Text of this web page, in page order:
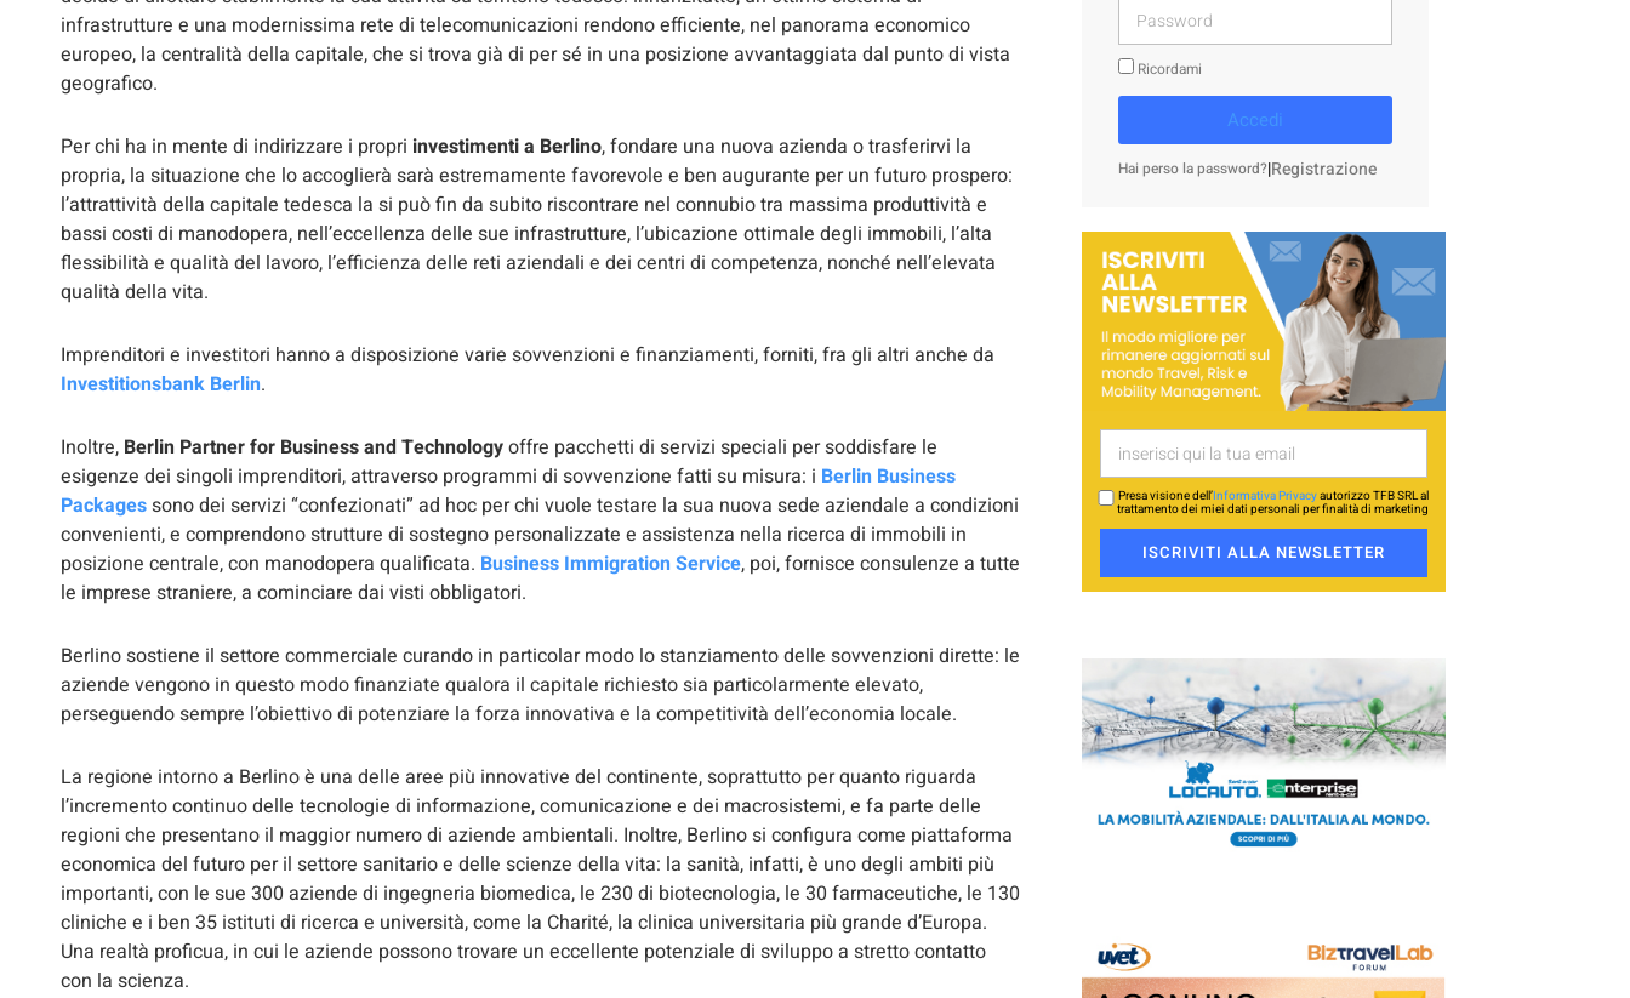
infrastrutture e una modernissima rete di telecomunicazioni rendono efficiente, nel panorama economico
europeo, la centralità della capitale, che si trova già di per sé in una posizione avvantaggiata dal punto di vista
geografico.
Per chi ha in mente di indirizzare i propri investimenti a Berlino, fondare una nuova azienda o trasferirvi la
propria, la situazione che lo accoglierà sarà estremamente favorevole e ben augurante per un futuro prospero:
l’attrattività della capitale tedesca la si può fin da subito riscontrare nel connubio tra massima produttività e
bassi costi di manodopera, nell’eccellenza delle sue infrastrutture, l’ubicazione ottimale degli immobili, l’alta
flessibilità e qualità del lavoro, l’efficienza delle reti aziendali e dei centri di competenza, nonché nell’elevata
qualità della vita.
Imprenditori e investitori hanno a disposizione varie sovvenzioni e finanziamenti, forniti, fra gli altri anche da
Investitionsbank Berlin.
Inoltre, Berlin Partner for Business and Technologyoffre pacchetti di servizi speciali per soddisfare le
esigenze dei singoli imprenditori, attraverso programmi di sovvenzione fatti su misura: i Berlin Business
Packagessono dei servizi “confezionati” ad hoc per chi vuole testare la sua nuova sede aziendale a condizioni
convenienti, e comprendono strutture di sostegno personalizzate e assistenza nella ricerca di immobili in
posizione centrale, con manodopera qualificata. Business Immigration Service, poi, fornisce consulenze a tutte
le imprese straniere, a cominciare dai visti obbligatori.
Berlino sostiene il settore commerciale curando in particolar modo lo stanziamento delle sovvenzioni dirette: le
aziende vengono in questo modo finanziate qualora il capitale richiesto sia particolarmente elevato,
perseguendo sempre l’obiettivo di potenziare la forza innovativa e la competitività dell’economia locale.
La regione intorno a Berlino è una delle aree più innovative del continente, soprattutto per quanto riguarda
l’incremento continuo delle tecnologie di informazione, comunicazione e dei macrosistemi, e fa parte delle
regioni che presentano il maggior numero di aziende ambientali. Inoltre, Berlino si configura come piattaforma
economica del futuro per il settore sanitario e delle scienze della vita: la sanità, infatti, è uno degli ambiti più
importanti, con le sue 300 aziende di ingegneria biomedica, le 230 di biotecnologia, le 30 farmaceutiche, le 130
cliniche e i ben 35 istituti di ricerca e università, come la Charité, la clinica universitaria più grande d’Europa.
Una realtà proficua, in cui le aziende possono trovare un eccellente potenziale di sviluppo a stretto contatto
con la scienza.
Ricordami
Accedi
Hai perso la password?|Registrazione
Presa visione dell’Informativa Privacyautorizzo TFB SRL al
trattamento dei miei dati personali per finalità di marketing
ISCRIVITI ALLA NEWSLETTER